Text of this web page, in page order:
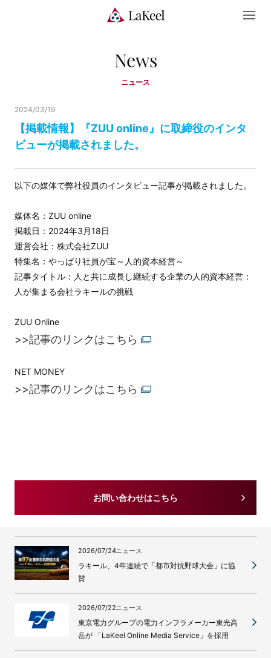
News
ニュース
【掲載情報】『ZUU online』に取締役のインタ
ビューが掲載されました。
2024/03/19
以下の媒体で弊社役員のインタビュー記事が掲載されました。
媒体名：ZUU online
掲載日：2024年3月18日
運営会社：株式会社ZUU
特集名：やっぱり社員が宝～人的資本経営～
記事タイトル：人と共に成長し継続する企業の人的資本経営：
人が集まる会社ラキールの挑戦
ZUU Online
>>記事のリンクはこちら
NET MONEY
>>記事のリンクはこちら
お問い合わせはこちら
2026/07/24ニュース
ラキール、4年連続で「都市対抗野球大会」に協
賛
2026/07/22ニュース
東京電力グループの電力インフラメーカー東光高
岳が 「LaKeel Online Media Service」を採用